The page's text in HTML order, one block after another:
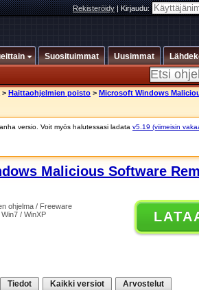
Rekisteröidy|Kirjaudu:
Suosituimmat Uusimmat
> Haittaohjelmien poisto > Microsoft Windows
versio. Voit myös halutessasi ladata v5.19 (viimeisin
Malicious Software
ohjelma / Freeware
/ WinXP
Tiedot Kaikki versiot Arvostelut